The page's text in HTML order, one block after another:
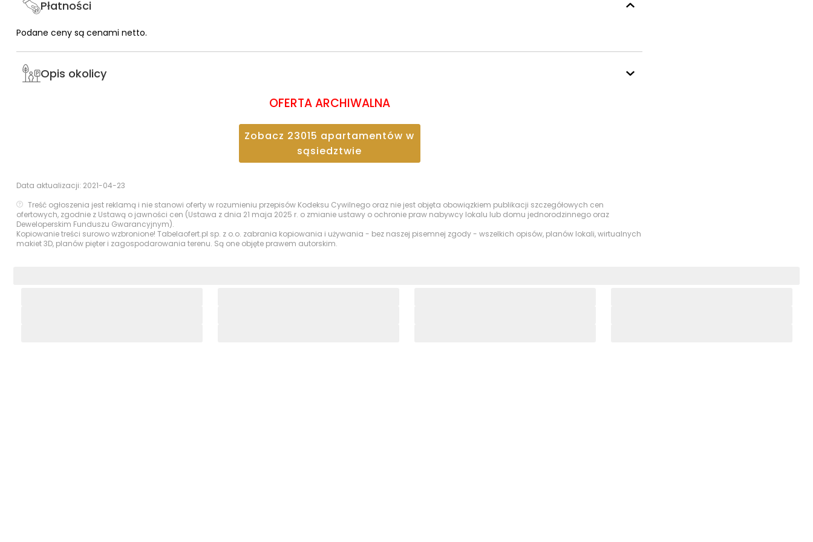
Płatności
Podane ceny są cenami netto.
Opis okolicy
OFERTA ARCHIWALNA
Zobacz 23015 apartamentów w
sąsiedztwie
Data aktualizacji: 2021-04-23
Treść ogłoszenia jest reklamą i nie stanowi oferty w rozumieniu przepisów Kodeksu Cywilnego oraz nie jest objęta obowiązkiem publikacji szczegółowych cen
ofertowych, zgodnie z Ustawą o jawności cen (Ustawa z dnia 21 maja 2025 r. o zmianie ustawy o ochronie praw nabywcy lokalu lub domu jednorodzinnego oraz
Deweloperskim Funduszu Gwarancyjnym).
Kopiowanie treści surowo wzbronione! Tabelaofert.pl sp. z o.o. zabrania kopiowania i używania - bez naszej pisemnej zgody - wszelkich opisów, planów lokali, wirtualnych
makiet 3D, planów pięter i zagospodarowania terenu. Są one objęte prawem autorskim.